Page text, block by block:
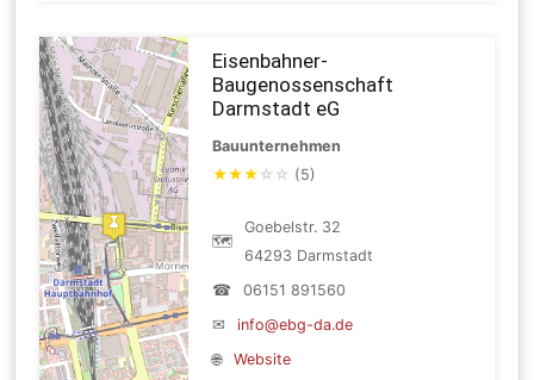
Eisenbahner-
Baugenossenschaft
Darmstadt eG
Bauunternehmen
★★★ ☆ ☆ (5)
🗺
Goebelstr. 32
64293 Darmstadt
☎
06151 891560
✉
info@ebg-da.de
🌐
Website